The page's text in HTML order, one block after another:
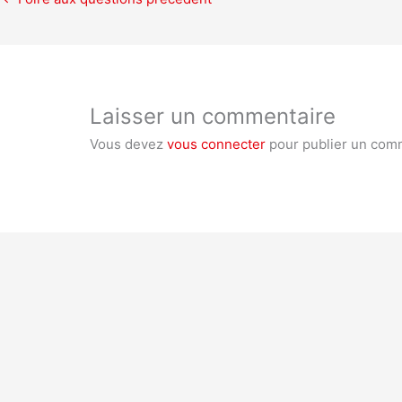
Laisser un commentaire
Vous devezvous connecter pour publier un